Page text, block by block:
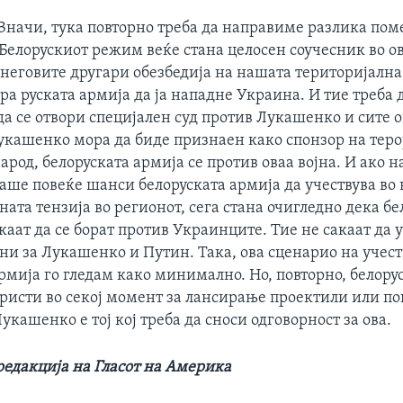
тука повторно треба да направиме разлика
режим веќе стана целосен соучесник во
другари обезбедија на нашата територијална
руската армија да ја нападне Украина. И тие треба
се отвори специјален суд против Лукашенко и сите
мора да биде признаен како спонзор на
белоруската армија се против оваа војна. И ако
повеќе шанси белоруската армија да учествува во
тензија во регионот, сега стана очигледно дека
да се борат против Украинците. Тие не сакаат да
за Лукашенко и Путин. Така, ова сценарио на
го гледам како минимално. Но, повторно,
во секој момент за лансирање проектили или
е тој кој треба да сноси одговорност за ова.
на Гласот на Америка